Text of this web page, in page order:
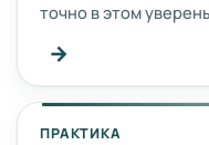
точно в этом
→
ПРАКТИКА